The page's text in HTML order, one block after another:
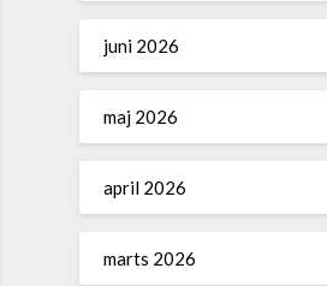
juni 2026
maj 2026
april 2026
marts 2026